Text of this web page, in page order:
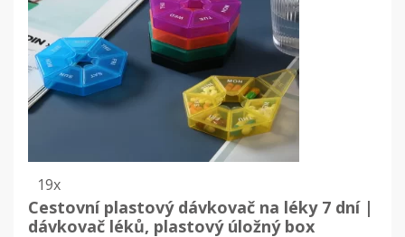
19x
Cestovní plastový dávkovač na léky 7 dní |
dávkovač léků, plastový úložný box